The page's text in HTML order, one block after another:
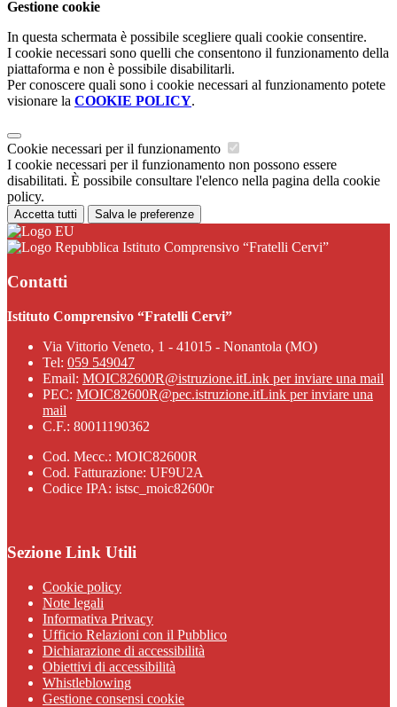
Gestione cookie
In questa schermata è possibile scegliere quali cookie consentire.
I cookie necessari sono quelli che consentono il funzionamento della
piattaforma e non è possibile disabilitarli.
Per conoscere quali sono i cookie necessari al funzionamento potete
visionare la COOKIE POLICY.
Cookie necessari per il funzionamento
I cookie necessari per il funzionamento non possono essere
disabilitati. È possibile consultare l'elenco nella pagina della cookie
policy.
Accetta tutti Salva le preferenze
Istituto Comprensivo “Fratelli Cervi”
Contatti
Istituto Comprensivo “Fratelli Cervi”
Via Vittorio Veneto, 1 - 41015 - Nonantola (MO)
Tel: 059 549047
Email: MOIC82600R@istruzione.itLink per inviare una mail
PEC: MOIC82600R@pec.istruzione.itLink per inviare una
mail
C.F.: 80011190362
Cod. Mecc.: MOIC82600R
Cod. Fatturazione: UF9U2A
Codice IPA: istsc_moic82600r
Sezione Link Utili
Cookie policy
Note legali
Informativa Privacy
Ufficio Relazioni con il Pubblico
Dichiarazione di accessibilità
Obiettivi di accessibilità
Whistleblowing
Gestione consensi cookie